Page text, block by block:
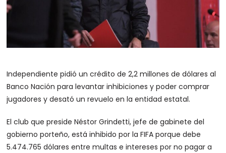
Independiente pidió un crédito de 2,2 millones de dólares al
Banco Nación para levantar inhibiciones y poder comprar
jugadores y desató un revuelo en la entidad estatal.
El club que preside Néstor Grindetti, jefe de gabinete del
gobierno porteño, está inhibido por la FIFA porque debe
5.474.765 dólares entre multas e intereses por no pagar a